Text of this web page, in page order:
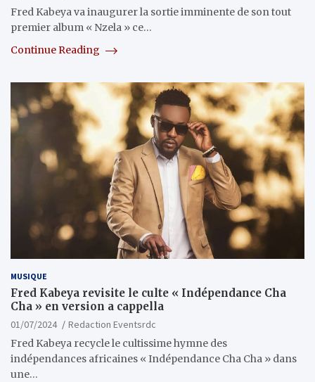
Fred Kabeya va inaugurer la sortie imminente de son tout
premier album « Nzela » ce…
Continue Reading
MUSIQUE
Fred Kabeya revisite le culte « Indépendance Cha
Cha » en version a cappella
01/07/2024
Redaction Eventsrdc
Fred Kabeya recycle le cultissime hymne des
indépendances africaines « Indépendance Cha Cha » dans
une…